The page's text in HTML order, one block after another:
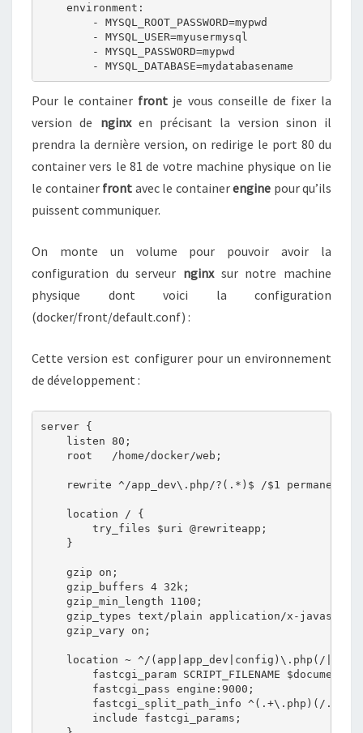
1
1
S
O
S
D
O
E
    environment:
        - MYSQL_ROOT_PASSWORD=mypwd
        - MYSQL_USER=myusermysql
        - MYSQL_PASSWORD=mypwd
        - MYSQL_DATABASE=mydatabasename
Pour le container front je vous conseille de fixer la
version de nginxen précisant la version sinon il
prendra la dernière version, on redirige le port 80 du
container vers le 81 de votre machine physique on lie
le container front avec le containerengine pour qu’ils
puissent communiquer.
On monte un volume pour pouvoir avoir la
configuration du serveur nginxsur notre machine
physique dont voici la configuration
(docker/front/default.conf) :
Cette version est configurer pour un environnement
de développement :
server {
    listen 80;
    root   /home/docker/web;
    rewrite ^/app_dev\.php/?(.*)$ /$1 permanent;
    location / {
        try_files $uri @rewriteapp;
    }
    gzip on;
    gzip_buffers 4 32k;
    gzip_min_length 1100;
gzip_types text/plain application/x-
    gzip_vary on;
    location ~ ^/(app|app_dev|config)\.php(/|$) {
fastcgi_param SCRIPT_FILENAME
        fastcgi_pass engine:9000;
        fastcgi_split_path_info ^(.+\.php)(/.*)$;
        include fastcgi_params;